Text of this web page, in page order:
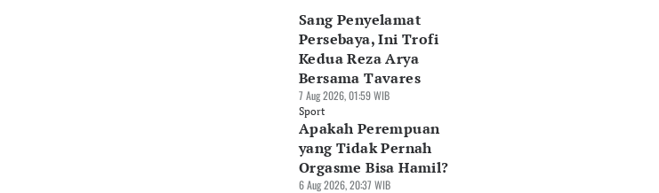
Sang Penyelamat
Persebaya, Ini Trofi
Kedua Reza Arya
Bersama Tavares
7 Aug 2026, 01:59 WIB
Sport
Apakah Perempuan
yang Tidak Pernah
Orgasme Bisa Hamil?
6 Aug 2026, 20:37 WIB